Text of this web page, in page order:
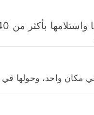
مكان واحد، وحولها في